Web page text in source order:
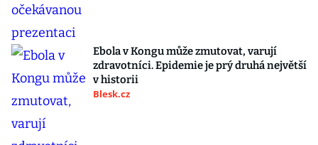
Ebola v Kongu může zmutovat, varují
zdravotníci. Epidemie je prý druhá největší
v historii
Blesk.cz